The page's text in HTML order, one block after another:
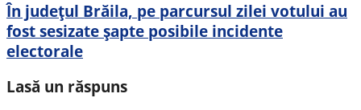
În județul Brăila, pe parcursul zilei votului au
fost sesizate șapte posibile incidente
electorale
Lasă un răspuns